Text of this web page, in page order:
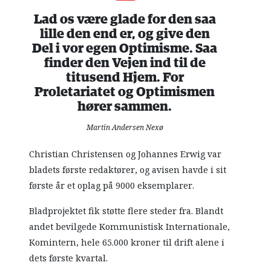
Lad os være glade for den saa
lille den end er, og give den
Del i vor egen Optimisme. Saa
finder den Vejen ind til de
titusend Hjem. For
Proletariatet og Optimismen
hører sammen.
Martin Andersen Nexø
Christian Christensen og Johannes Erwig var
bladets første redaktører, og avisen havde i sit
første år et oplag på 9000 eksemplarer.
Bladprojektet fik støtte flere steder fra. Blandt
andet bevilgede Kommunistisk Internationale,
Komintern, hele 65.000 kroner til drift alene i
dets første kvartal.